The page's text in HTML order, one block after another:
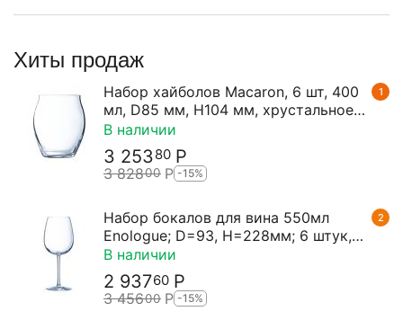
Хиты продаж
1
Набор хайболов Macaron, 6 шт, 400
мл, D85 мм, H104 мм, хрустальное
стекло, Chef&Sommelier
В наличии
3 25380 Р
3 82800 Р -15%
2
Набор бокалов для вина 550мл
Enologue; D=93, H=228мм; 6 штук,
Chef&Sommelier
В наличии
2 93760 Р
3 45600 Р -15%